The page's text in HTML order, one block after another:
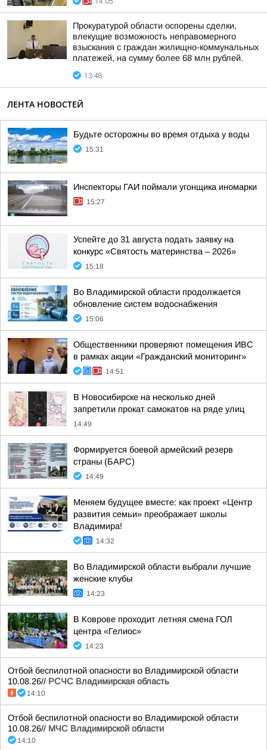
Прокуратурой области оспорены сделки,
влекущие возможность неправомерного
взыскания с граждан жилищно-коммунальных
платежей, на сумму более 68 млн рублей.
13:48
ЛЕНТА НОВОСТЕЙ
Будьте осторожны во время отдыха у воды
15:31
Инспекторы ГАИ поймали угонщика иномарки
15:27
Успейте до 31 августа подать заявку на
конкурс «Святость материнства – 2026»
15:18
Во Владимирской области продолжается
обновление систем водоснабжения
15:06
Общественники проверяют помещения ИВС
в рамках акции «Гражданский мониторинг»
14:51
В Новосибирске на несколько дней
запретили прокат самокатов на ряде улиц
14:49
Формируется боевой армейский резерв
страны (БАРС)
14:49
Меняем будущее вместе: как проект «Центр
развития семьи» преображает школы
Владимира!
14:32
Во Владимирской области выбрали лучшие
женские клубы
14:23
В Коврове проходит летняя смена ГОЛ
центра «Гелиос»
14:23
Отбой беспилотной опасности во Владимирской области
10.08.26// РСЧС Владимирская область
14:10
Отбой беспилотной опасности во Владимирской области
10.08.26// МЧС Владимирской области
14:10